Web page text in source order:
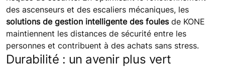
des ascenseurs et des escaliers mécaniques, les
solutions de gestion intelligente des foulesde KONE
maintiennent les distances de sécurité entre les
personnes et contribuent à des achats sans stress.
Durabilité : un avenir plus vert